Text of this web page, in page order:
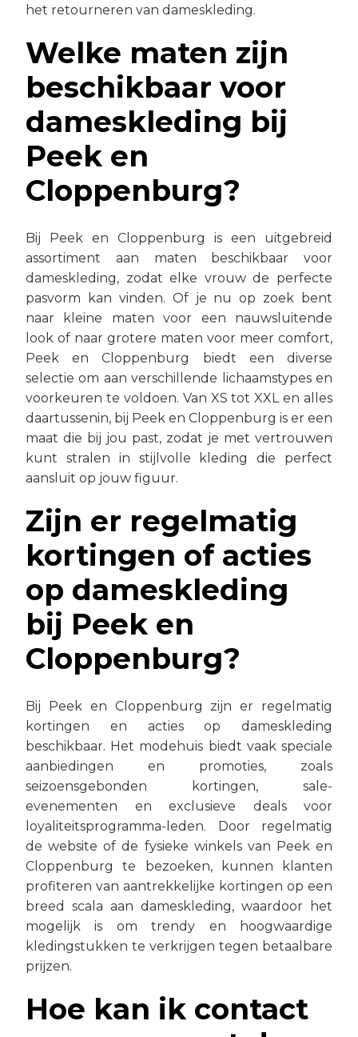
het retourneren van dameskleding.
Welke maten zijn
beschikbaar voor
dameskleding bij
Peek en
Cloppenburg?
Bij Peek en Cloppenburg is een uitgebreid
assortiment aan maten beschikbaar voor
dameskleding, zodat elke vrouw de perfecte
pasvorm kan vinden. Of je nu op zoek bent
naar kleine maten voor een nauwsluitende
look of naar grotere maten voor meer comfort,
Peek en Cloppenburg biedt een diverse
selectie om aan verschillende lichaamstypes en
voorkeuren te voldoen. Van XS tot XXL en alles
daartussenin, bij Peek en Cloppenburg is er een
maat die bij jou past, zodat je met vertrouwen
kunt stralen in stijlvolle kleding die perfect
aansluit op jouw figuur.
Zijn er regelmatig
kortingen of acties
op dameskleding
bij Peek en
Cloppenburg?
Bij Peek en Cloppenburg zijn er regelmatig
kortingen en acties op dameskleding
beschikbaar. Het modehuis biedt vaak speciale
aanbiedingen en promoties, zoals
seizoensgebonden kortingen, sale-
evenementen en exclusieve deals voor
loyaliteitsprogramma-leden. Door regelmatig
de website of de fysieke winkels van Peek en
Cloppenburg te bezoeken, kunnen klanten
profiteren van aantrekkelijke kortingen op een
breed scala aan dameskleding, waardoor het
mogelijk is om trendy en hoogwaardige
kledingstukken te verkrijgen tegen betaalbare
prijzen.
Hoe kan ik contact